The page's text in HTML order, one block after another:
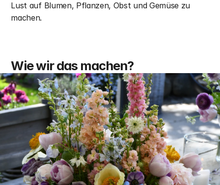
Lust auf Blumen, Pflanzen, Obst und Gemüse zu
machen.
Wie wir das machen?